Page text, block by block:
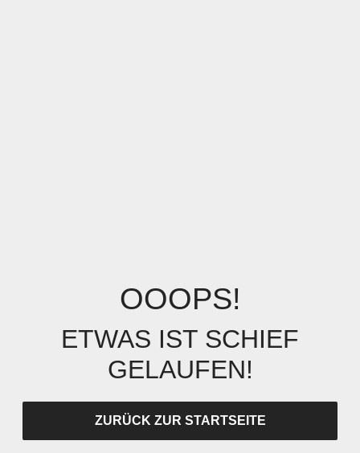
OOOPS!
ETWAS IST SCHIEF
GELAUFEN!
ZURÜCK ZUR STARTSEITE